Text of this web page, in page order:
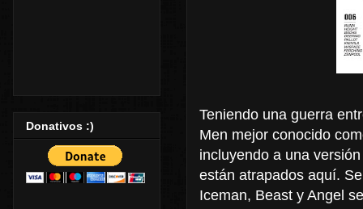
Teniendo una guerra
Men mejor conocido
incluyendo a una
están atrapados aquí.
Iceman, Beast y Angel
Donativos :)